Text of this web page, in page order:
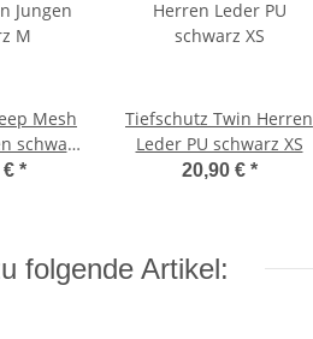
Mesh
schwarz
€ *
Tiefschutz Twin Herren
Leder PU schwarz XS
20,90 € *
folgende Artikel: